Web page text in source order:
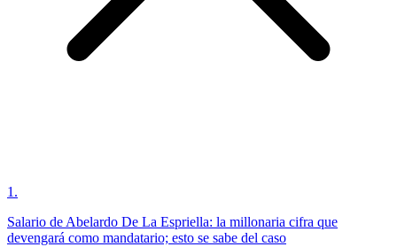
1 .
Salario de Abelardo De La Espriella: la millonaria cifra que
devengará como mandatario; esto se sabe del caso